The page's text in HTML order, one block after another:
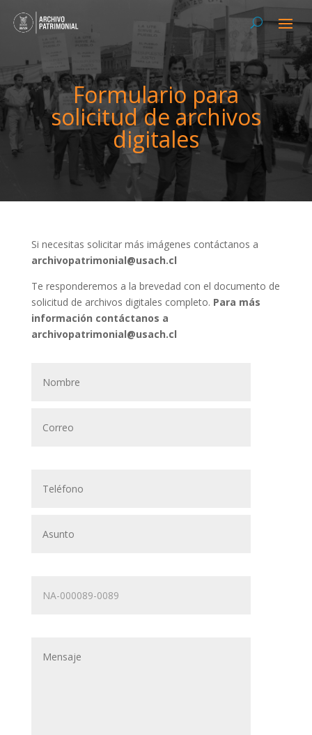
Formulario para
solicitud de archivos
digitales
Si necesitas solicitar más imágenes contáctanos a
archivopatrimonial@usach.cl
Te responderemos a la brevedad con el documento de
solicitud de archivos digitales completo. Para más
información contáctanos a
archivopatrimonial@usach.cl